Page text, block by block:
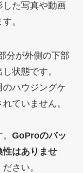
た写真や動画
。
分が外側の下部
状態です。
のハウジングケ
ていません。
GoProのバッ
性はありませ
さい。